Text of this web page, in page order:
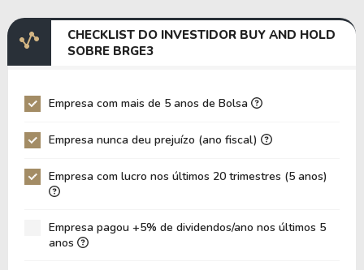
17,98
17,98
ROE
2,21%
ROIC
-3,99%
ROA
1,64%
1,64%
Dívida Líquida / Ebitda
Dívida Líquida / Ebit
56,17
56,17
CHECKLIST DO INVESTIDOR BUY AND HOLD
SOBRE BRGE3
Empresa com mais de 5 anos de Bolsa
Empresa nunca deu prejuízo (ano fiscal)
Empresa com lucro nos últimos 20 trimestres (5 anos)
Empresa pagou +5% de dividendos/ano nos últimos 5
anos